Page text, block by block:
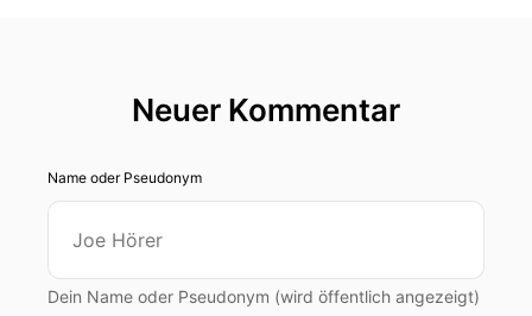
Neuer Kommentar
Name oder Pseudonym
Dein Name oder Pseudonym (wird öffentlich angezeigt)